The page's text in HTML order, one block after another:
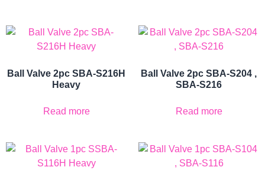
Ball Valve 2pc SBA-S216H
Heavy
Read more
Ball Valve 2pc SBA-S204 ,
SBA-S216
Read more